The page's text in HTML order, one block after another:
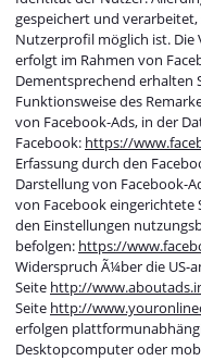
gespeichert und
Nutzerprofil möglich ist. Die
erfolgt im Rahmen von
Dementsprechend erhalten
Funktionsweise des
von Facebook-Ads, in der
Facebook: https://
Erfassung durch den
Darstellung von Facebook-
von Facebook eingerichtete
den Einstellungen
befolgen: https://
Widerspruch Ã¼ber die US-
Seite http://
Seite http://
erfolgen
Desktopcomputer oder